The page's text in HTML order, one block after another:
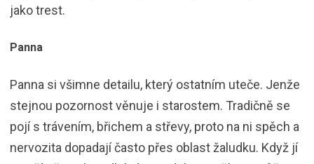
jako trest.
Panna
Panna si všimne detailu, který ostatním uteče. Jenže
stejnou pozornost věnuje i starostem. Tradičně se
pojí s trávením, břichem a střevy, proto na ni spěch a
nervozita dopadají často přes oblast žaludku. Když jí